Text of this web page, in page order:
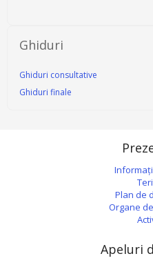
Ghiduri
Ghiduri consultative
Ghiduri finale
Plan de
Organe
Apeluri